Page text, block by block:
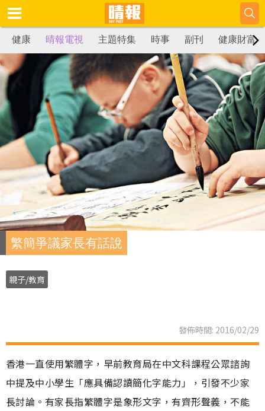
健康 晴報電視 主題特集 時事 副刊 健康財富
繁簡爭議家長有話說
親子/教育
發佈時間: 2016/02/29
香港一直使用繁體字，早前教育局在中文科課程公眾諮詢
中提及中小學生「應具備認讀簡化字能力」，引發不少家
長討論。有家長指繁體字是象形文字，有齊形聲義，不能